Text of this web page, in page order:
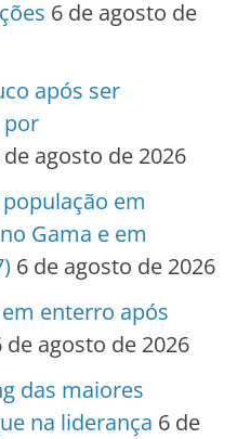
6 de agosto de
após ser
por
de agosto de 2026
em
Gama e em
6 de agosto de 2026
enterro após
de agosto de 2026
das maiores
na liderança 6 de